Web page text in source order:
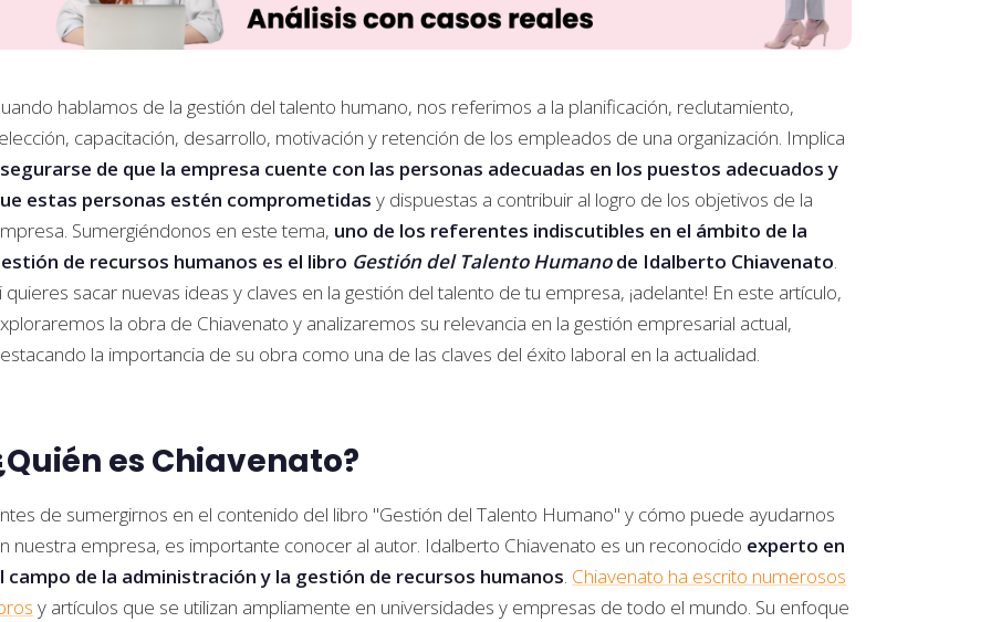
hablamos de la gestión del talento humano, nos referimos a la planificación, reclutamiento,
capacitación, desarrollo, motivación y retención de los empleados de una organización. Implica
de que la empresa cuente con las personas adecuadas en los puestos adecuados y
estas personas estén comprometidas y dispuestas a contribuir al logro de los objetivos de la
Sumergiéndonos en este tema, uno de los referentes indiscutibles en el ámbito de la
de recursos humanos es el libro Gestión del Talento Humanode Idalberto Chiavenato.
quieres sacar nuevas ideas y claves en la gestión del talento de tu empresa, ¡adelante! En este artículo,
la obra de Chiavenato y analizaremos su relevancia en la gestión empresarial actual,
la importancia de su obra como una de las claves del éxito laboral en la actualidad.
es Chiavenato?
de sumergirnos en el contenido del libro "Gestión del Talento Humano" y cómo puede ayudarnos
nuestra empresa, es importante conocer al autor. Idalberto Chiavenato es un reconocido experto en
campo de la administración y la gestión de recursos humanos. Chiavenato ha escrito numerosos
y artículos que se utilizan ampliamente en universidades y empresas de todo el mundo. Su enfoque